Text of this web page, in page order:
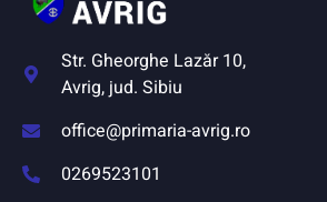
Str. Gheorghe Lazăr 10,
Avrig, jud. Sibiu
office@primaria-avrig.ro
0269523101